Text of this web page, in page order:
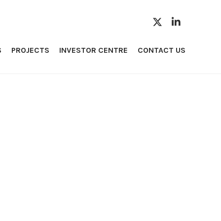
PROJECTS INVESTOR CENTRE CONTACT US